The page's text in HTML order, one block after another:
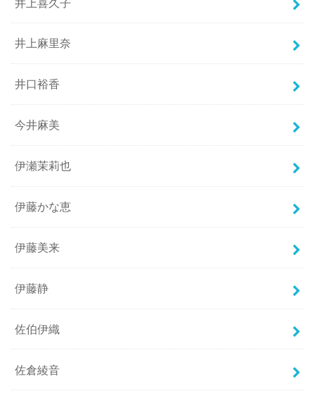
井上麻里奈
井口裕香
今井麻美
伊瀬茉莉也
伊藤かな恵
伊藤美来
伊藤静
佐伯伊織
佐倉綾音